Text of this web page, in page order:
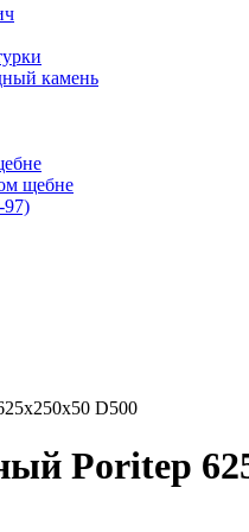
камень
щебне
97)
D500
Poritep